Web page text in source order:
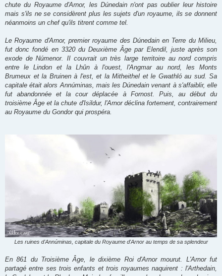
chute du Royaume d'Arnor, les Dúnedain n'ont pas oublier leur histoire
mais s'ils ne se considèrent plus les sujets d'un royaume, ils se donnent
néanmoins un chef qu'ils titrent comme tel.
Le Royaume d'Arnor, premier royaume des Dúnedain en Terre du Milieu,
fut donc fondé en 3320 du Deuxième Âge par Elendil, juste après son
exode de Númenor. Il couvrait un très large territoire au nord compris
entre le Lindon et la Lhûn à l'ouest, l'Angmar au nord, les Monts
Brumeux et la Bruinen à l'est, et la Mitheithel et le Gwathló au sud. Sa
capitale était alors Annúminas, mais les Dúnedain venant à s'affaiblir, elle
fut abandonnée et la cour déplacée à Fornost. Puis, au début du
troisième Âge et la chute d'Isildur, l'Arnor déclina fortement, contrairement
au Royaume du Gondor qui prospéra.
Les ruines d'Annúminas, capitale du Royaume d'Arnor au temps de sa splendeur
En 861 du Troisième Âge, le dixième Roi d'Arnor mourut. L'Arnor fut
partagé entre ses trois enfants et trois royaumes naquirent : l'Arthedain,